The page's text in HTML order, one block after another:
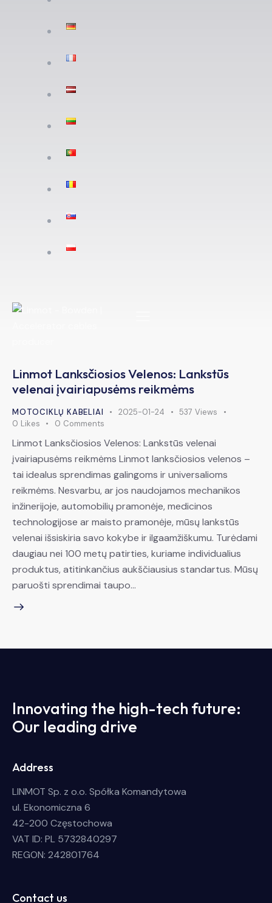
Linmot Lanksčiosios Velenos: Lankstūs
velenai įvairiapusėms reikmėms
MOTOCIKLŲ KABELIAI 2025-01-24 537 Views
0 Likes 0 Comments
Linmot Lanksčiosios Velenos: Lankstūs velenai
įvairiapusėms reikmėms Linmot lanksčiosios velenos –
tai idealus sprendimas galingoms ir universalioms
reikmėms. Nesvarbu, ar jos naudojamos mechanikos
inžinerijoje, automobilių pramonėje, medicinos
technologijose ar maisto pramonėje, mūsų lankstūs
velenai išsiskiria savo kokybe ir ilgaamžiškumu. Turėdami
daugiau nei 100 metų patirties, kuriame individualius
produktus, atitinkančius aukščiausius standartus. Mūsų
paruošti sprendimai taupo…
Innovating the high-tech future:
Our leading drive
Address
LINMOT Sp. z o.o. Spółka Komandytowa
ul. Ekonomiczna 6
42-200 Częstochowa
VAT ID: PL 5732840297
REGON: 242801764
Contact us